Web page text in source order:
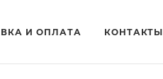
И ОПЛАТА КОНТАКТЫ